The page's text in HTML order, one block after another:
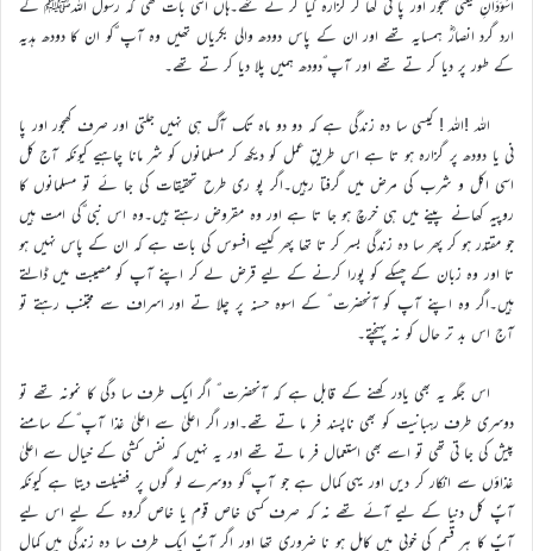
اَسْوَدَانِ یعنی کھجور اور پا نی کھا کر گزارہ کیا کر تے تھے۔ہاں اتنی بات تھی کہ رسول اللہﷺ کے
ارد گرد انصارؓ ہمسایہ تھے اور ان کے پاس دودھ والی بکریاں تھیں وہ آپ ؐکو ان کا دودھ ہدیہ
کے طور پر دیا کر تے تھے اور آپ ؐدودھ ہمیں پلا دیا کر تے تھے۔
اللہ !اللہ ! کیسی سا دہ زندگی ہے کہ دو دو ماہ تک آگ ہی نہیں جلتی اور صرف کھجور اور پا
نی یا دودھ پر گزارہ ہو تا ہے اس طریقِ عمل کو دیکھ کر مسلمانوں کو شر مانا چاہیے کیونکہ آج کل
اسی اکل و شرب کی مرض میں گرفتا رہیں۔اگر پو ری طرح تحقیقات کی جا ئے تو مسلمانوں کا
روپیہ کھانے پینے میں ہی خرچ ہو جا تا ہے اور وہ مقروض رہتے ہیں۔وہ اس نبی ؐکی امت ہیں
جو مقتدر ہو کر پھر سا دہ زندگی بسر کر تا تھا پھر کیسے افسوس کی بات ہے کہ ان کے پاس نہیں ہو
تا اور وہ زبان کے چسکے کو پورا کرنے کے لیے قرض لے کر اپنے آپ کو مصیبت میں ڈالتے
ہیں۔اگر وہ اپنے آپ کو آنحضرت ؐ کے اسوہ حسنہ پر چلا تے اور اسراف سے مجتنب رہتے تو
آج اس بد تر حال کو نہ پہنچتے۔
اس جگہ یہ بھی یادر کھنے کے قابل ہے کہ آنحضرت ؐ اگر ایک طرف سا دگی کا نمونہ تھے تو
دوسری طرف رہبانیت کو بھی ناپسند فر ما تے تھے۔اور اگر اعلیٰ سے اعلیٰ غذا آپ ؐکے سامنے
پیش کی جا تی تھی تو اسے بھی استعمال فر ما تے تھے اور یہ نہیں کہ نفس کشی کے خیال سے اعلیٰ
غذاؤں سے انکار کر دیں اور یہی کمال ہے جو آپ ؐکو دوسرے لو گوں پر فضیلت دیتا ہے کیونکہ
آپؐ کل دنیا کے لیے آئے تھے نہ کہ صرف کسی خاص قوم یا خاص گروہ کے لیے اس لیے
آپؐ کا ہر قسم کی خوبی میں کامل ہو نا ضروری تھا اور اگر آپؐ ایک طرف سا دہ زندگی میں کمال